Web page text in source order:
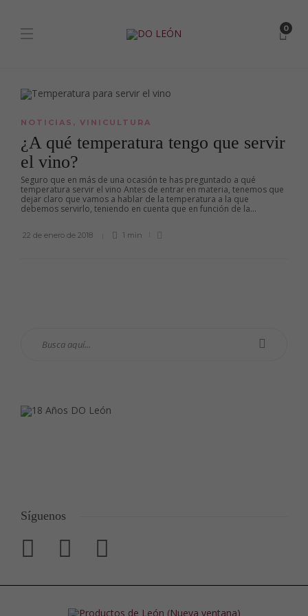
0
NOTICIAS , VINICULTURA
¿A qué temperatura tengo que servir
el vino?
Seguro que en más de una ocasión te has preguntado a qué
temperatura servir el vino Antes de entrar en materia, tenemos que
dejar claro que vamos a hablar de la temperatura a la que
debemos servirlo, teniendo en cuenta que en función de la...
22 de enero de 2018 1 min
Síguenos